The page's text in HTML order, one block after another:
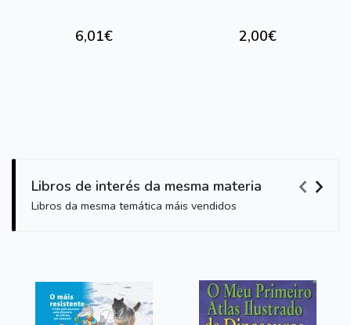
6,01€ 2,00€
Libros de interés da mesma materia
Libros da mesma temática máis vendidos